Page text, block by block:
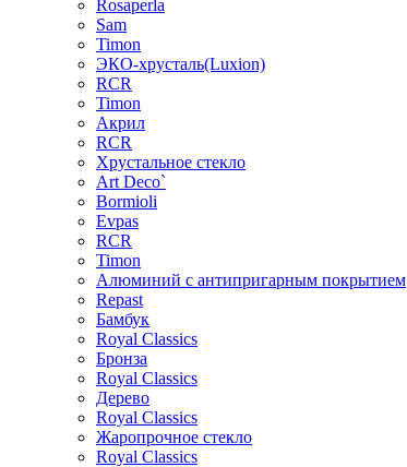
Rosaperla
Sam
Timon
ЭКО-хрусталь(Luxion)
RCR
Timon
Акрил
RCR
Хрустальное стекло
Art Deco`
Bormioli
Evpas
RCR
Timon
Алюминий с антипригарным покрытием
Repast
Бамбук
Royal Classics
Бронза
Royal Classics
Дерево
Royal Classics
Жаропрочное стекло
Royal Classics